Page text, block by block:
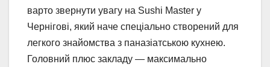
варто звернути увагу на Sushi Master у
Чернігові, який наче спеціально створений для
легкого знайомства з паназіатською кухнею.
Головний плюс закладу — максимально